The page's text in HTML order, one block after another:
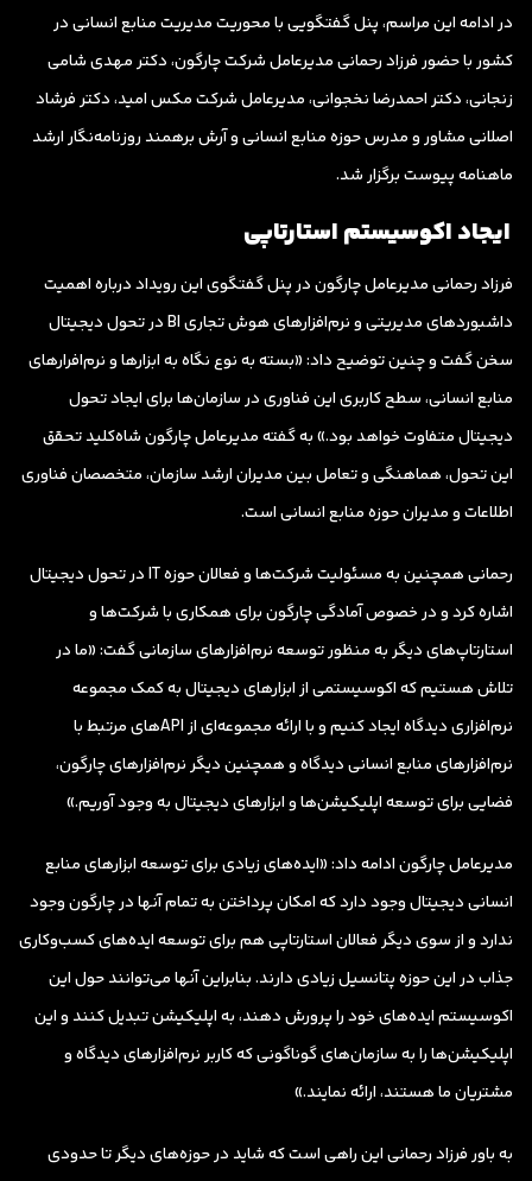
در ادامه این مراسم، پنل گفتگویی با محوریت مدیریت منابع انسانی در
کشور با حضور فرزاد رحمانی مدیرعامل شرکت چارگون، دکتر مهدی شامی
زنجانی، دکتر احمدرضا نخجوانی، مدیرعامل شرکت مکس امید، دکتر فرشاد
اصلانی مشاور و مدرس حوزه منابع انسانی و آرش برهمند روزنامه‌نگار ارشد
ماهنامه پیوست برگزار شد.
ایجاد اکوسیستم استارتاپی
فرزاد رحمانی مدیرعامل چارگون در پنل گفتگوی این رویداد درباره اهمیت
داشبوردهای مدیریتی و نرم‌افزارهای هوش تجاری BI در تحول دیجیتال
سخن گفت و چنین توضیح داد: «بسته به نوع نگاه به ابزارها و نرم‌افرارهای
منابع انسانی، سطح کاربری این فناوری در سازمان‌ها برای ایجاد تحول
دیجیتال متفاوت خواهد بود.» به گفته مدیرعامل چارگون شاه‌کلید تحقق
این تحول، هماهنگی و تعامل بین مدیران ارشد سازمان، متخصصان فناوری
اطلاعات و مدیران حوزه منابع انسانی است.
رحمانی همچنین به مسئولیت شرکت‌ها و فعالان حوزه IT در تحول دیجیتال
اشاره کرد و در خصوص آمادگی چارگون برای همکاری با شرکت‌ها و
استارتاپ‌های دیگر به منظور توسعه نرم‌افزارهای سازمانی گفت: «ما در
تلاش هستیم که اکوسیستمی از ابزارهای دیجیتال به کمک مجموعه
نرم‌افزاری دیدگاه ایجاد کنیم و با ارائه مجموعه‌ای از APIهای مرتبط با
نرم‌افزارهای منابع انسانی دیدگاه و همچنین دیگر نرم‌افزارهای چارگون،
فضایی برای توسعه اپلیکیشن‌ها و ابزارهای دیجیتال به وجود آوریم.»
مدیرعامل چارگون ادامه داد: «ایده‌های زیادی برای توسعه ابزارهای منابع
انسانی دیجیتال وجود دارد که امکان پرداختن به تمام آنها در چارگون وجود
ندارد و از سوی دیگر فعالان استارتاپی هم برای توسعه ایده‌های کسب‌وکاری
جذاب در این حوزه پتانسیل زیادی دارند. بنابراین آنها می‌توانند حول این
اکوسیستم ایده‌های خود را پرورش دهند، به اپلیکیشن تبدیل کنند و این
اپلیکیشن‌ها را به سازمان‌های گوناگونی که کاربر نرم‌افزارهای دیدگاه و
مشتریان ما هستند، ارائه نمایند.»
به باور فرزاد رحمانی این راهی است که شاید در حوزه‌های دیگر تا حدودی